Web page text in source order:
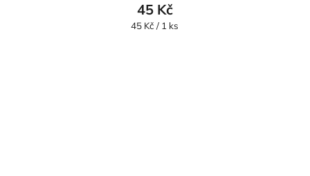
45 Kč
Měrná
45 Kč / 1 ks